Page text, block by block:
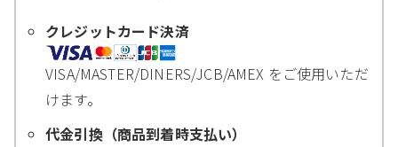
クレジットカード決済
VISA/MASTER/DINERS/JCB/AMEX をご使用いただ
けます。
代金引換（商品到着時支払い）